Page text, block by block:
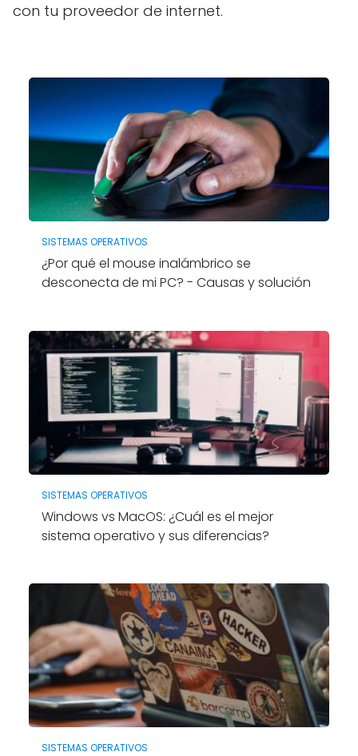
con tu proveedor de internet.
SISTEMAS OPERATIVOS
¿Por qué el mouse inalámbrico se
desconecta de mi PC? - Causas y solución
SISTEMAS OPERATIVOS
Windows vs MacOS: ¿Cuál es el mejor
sistema operativo y sus diferencias?
SISTEMAS OPERATIVOS